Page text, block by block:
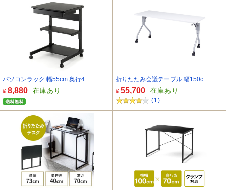
パソコンラック 幅55cm 奥行4...
¥ 8,880 在庫あり
折りたたみ会議テーブル 幅150c...
¥ 55,700 在庫あり
(1)